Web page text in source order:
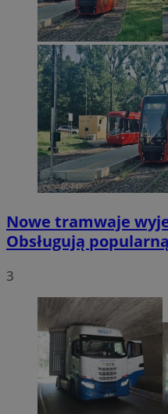
Nowe tramwaje
Obsługują
3